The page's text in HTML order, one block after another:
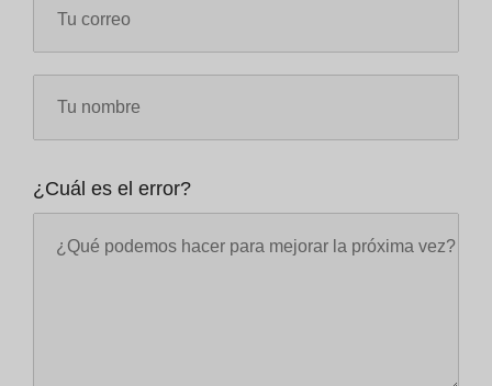
¿Cuál es el error?